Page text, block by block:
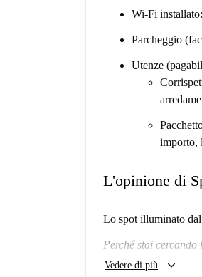
Wi-Fi
Parcheggio
Utenze
importo,
L'opinione di
Lo spot illuminato
Perché stai cercando
Mi piacerà qui?
Vedere di più keyboard_arrow_down